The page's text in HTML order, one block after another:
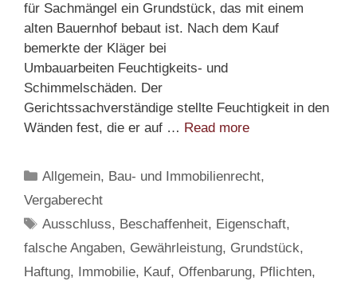
für Sachmängel ein Grundstück, das mit einem
alten Bauernhof bebaut ist. Nach dem Kauf
bemerkte der Kläger bei
Umbauarbeiten Feuchtigkeits- und
Schimmelschäden. Der
Gerichtssachverständige stellte Feuchtigkeit in den
Wänden fest, die er auf … Read more
nach
Äußerungen
zu
erwartenden
Categories
Allgemein, Bau- und Immobilienrecht,
Vergaberecht
Tags
Ausschluss, Beschaffenheit, Eigenschaft,
falsche Angaben, Gewährleistung, Grundstück,
Haftung, Immobilie, Kauf, Offenbarung, Pflichten,